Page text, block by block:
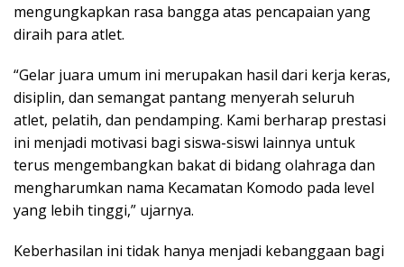
mengungkapkan rasa bangga atas pencapaian yang
diraih para atlet.
“Gelar juara umum ini merupakan hasil dari kerja keras,
disiplin, dan semangat pantang menyerah seluruh
atlet, pelatih, dan pendamping. Kami berharap prestasi
ini menjadi motivasi bagi siswa-siswi lainnya untuk
terus mengembangkan bakat di bidang olahraga dan
mengharumkan nama Kecamatan Komodo pada level
yang lebih tinggi,” ujarnya.
Keberhasilan ini tidak hanya menjadi kebanggaan bagi